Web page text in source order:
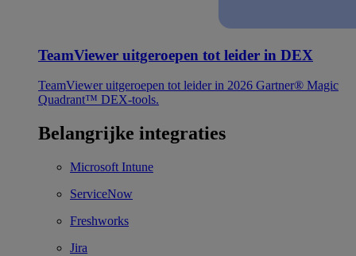
TeamViewer uitgeroepen tot leider in DEX
TeamViewer uitgeroepen tot leider in 2026 Gartner® Magic
Quadrant™ DEX-tools.
Belangrijke integraties
Microsoft Intune
ServiceNow
Freshworks
Jira